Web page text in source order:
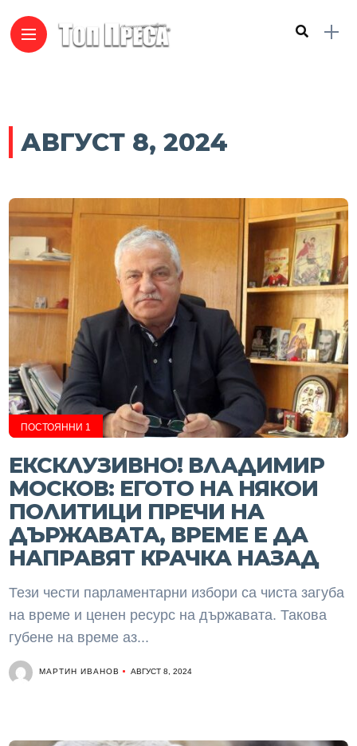
АВГУСТ 8, 2024
ПОСТОЯННИ 1
ЕКСКЛУЗИВНО! ВЛАДИМИР
МОСКОВ: ЕГОТО НА НЯКОИ
ПОЛИТИЦИ ПРЕЧИ НА
ДЪРЖАВАТА, ВРЕМЕ Е ДА
НАПРАВЯТ КРАЧКА НАЗАД
Тези чести парламентарни избори са чиста загуба
на време и ценен ресурс на държавата. Такова
губене на време аз...
МАРТИН ИВАНОВ АВГУСТ 8, 2024